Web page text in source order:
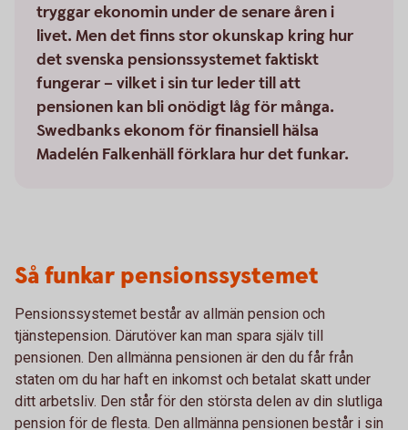
tryggar ekonomin under de senare åren i
livet. Men det finns stor okunskap kring hur
det svenska pensionssystemet faktiskt
fungerar – vilket i sin tur leder till att
pensionen kan bli onödigt låg för många.
Swedbanks ekonom för finansiell hälsa
Madelén Falkenhäll förklara hur det funkar.
Så funkar pensionssystemet
Pensionssystemet består av allmän pension och
tjänstepension. Därutöver kan man spara själv till
pensionen. Den allmänna pensionen är den du får från
staten om du har haft en inkomst och betalat skatt under
ditt arbetsliv. Den står för den största delen av din slutliga
pension för de flesta. Den allmänna pensionen består i sin